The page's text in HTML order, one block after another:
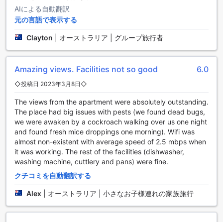
をお過ごしください。
パンダナス パームズ ホテルの便利な施設
パンダナス パームズ ホテルでは、宿泊客の皆様に快適で便利
な滞在を提供するために、さまざまな便利な施設を整えてい
ます。まず、全てのお部屋で無料のWi-Fiが利用可能で、滞在
中は快適にインターネットを楽しむことができます。また、
公共エリアでもWi-Fiが完備されているため、ホテル内でのリ
ラックスタイムや友人とのコミュニケーションもスムーズに
行えます。
さらに、荷物の保管が可能なラゲッジストレージサービスも
ご用意しており、チェックイン前やチェックアウト後に観光
を楽しむ際に便利です。喫煙を希望されるお客様には、指定
された喫煙エリアが設けられており、快適にお過ごしいただ
けます。また、ちょっとしたスナックや飲み物を手軽に購入
できる自動販売機も完備しており、必要な時にすぐに利用で
きるのが嬉しいポイントです。パンダナス パームズ ホテル
は、旅行者の皆様にとって理想的な滞在先となることでしょ
う。
便利な交通施設を備えたパンダナス パームズ ホテル
AIによる自動翻訳
元の言語で表示する
Clayton オーストラリア | グループ旅行者
Amazing views. Facilities not so good 6.0
◇投稿日 2023年3月8日◇
The views from the apartment were absolutely outstanding.
The place had big issues with pests (we found dead bugs,
we were awaken by a cockroach walking over us one night
and found fresh mice droppings one morning). Wifi was
almost non-existent with average speed of 2.5 mbps when
it was working. The rest of the facilities (dishwasher,
washing machine, cuttlery and pans) were fine.
クチコミを自動翻訳する
Alex オーストラリア | 小さなお子様連れの家族旅行